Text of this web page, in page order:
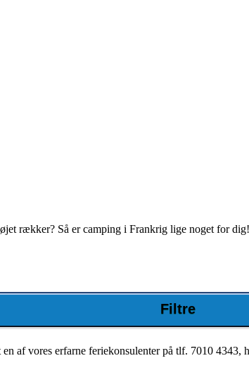
rækker? Så er camping i Frankrig lige noget for
geografisk en af de mest forskelligartede og
om du er til daseferie med strand og afslapning
af vores erfarne feriekonsulenter på tlf. 7010
Filtre